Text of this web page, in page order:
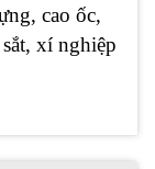
cao ốc,
xí nghiệp